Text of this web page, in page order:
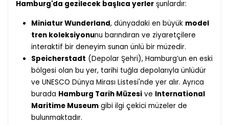
Hamburg'da gezilecek başlıca yerler şunlardır:
Miniatur Wunderland, dünyadaki en büyük model
tren koleksiyonunu barındıran ve ziyaretçilere
interaktif bir deneyim sunan ünlü bir müzedir.
Speicherstadt (Depolar Şehri), Hamburg’un en eski
bölgesi olan bu yer, tarihi tuğla depolarıyla ünlüdür
ve UNESCO Dünya Mirası Listesi'nde yer alır. Ayrıca
burada Hamburg Tarih Müzesi ve International
Maritime Museum gibi ilgi çekici müzeler de
bulunmaktadır.